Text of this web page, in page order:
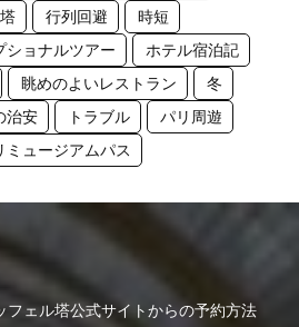
行列回避
時短
ショナルツアー
ホテル宿泊記
眺めのよいレストラン
冬
治安 トラブル
パリ周遊
ミュージアムパス
フェル塔公式サイトからの予約方法